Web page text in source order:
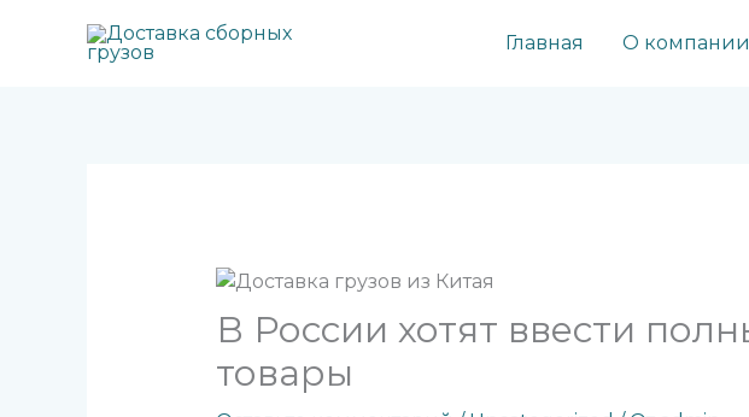
содержимому
Главная О компании
В России хотят ввести
товары